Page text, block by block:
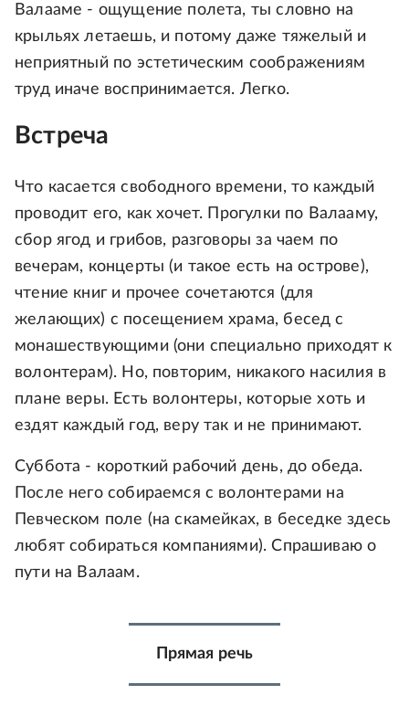
Валааме - ощущение полета, ты словно на
крыльях летаешь, и потому даже тяжелый и
неприятный по эстетическим соображениям
труд иначе воспринимается. Легко.
Встреча
Что касается свободного времени, то каждый
проводит его, как хочет. Прогулки по Валааму,
сбор ягод и грибов, разговоры за чаем по
вечерам, концерты (и такое есть на острове),
чтение книг и прочее сочетаются (для
желающих) с посещением храма, бесед с
монашествующими (они специально приходят к
волонтерам). Но, повторим, никакого насилия в
плане веры. Есть волонтеры, которые хоть и
ездят каждый год, веру так и не принимают.
Суббота - короткий рабочий день, до обеда.
После него собираемся с волонтерами на
Певческом поле (на скамейках, в беседке здесь
любят собираться компаниями). Спрашиваю о
пути на Валаам.
Прямая речь